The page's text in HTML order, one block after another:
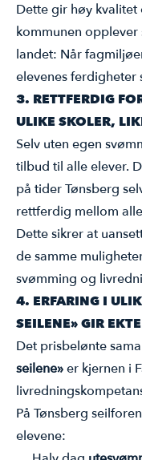
Dette gir høy
kommunen opplever
landet: Når
elevenes ferdigheter
3. RETTFERDIG
ULIKE SKOLER,
Selv uten egen
tilbud til alle elever.
på tider Tønsberg
rettferdig mellom
Dette sikrer at
de samme
svømming og
4. ERFARING I
SEILENE» GIR
Det prisbelønte
seilene»er kjernen i
På Tønsberg
elevene: